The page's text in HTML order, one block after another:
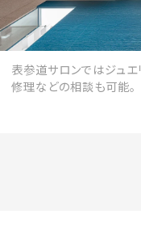
表参道サロンではジュエ
修理などの相談も可能。